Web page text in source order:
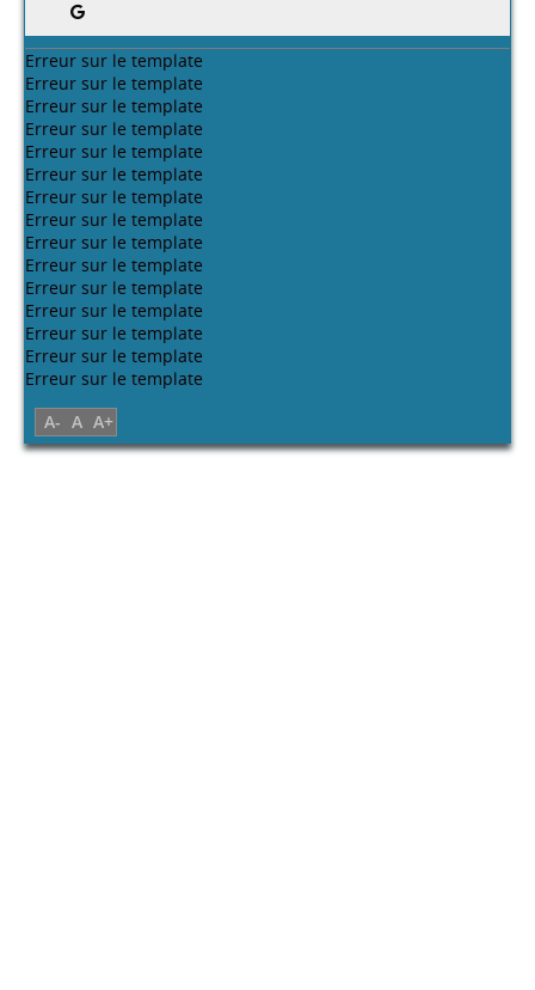
A- A A+
Erreur sur le template
Erreur sur le template
Erreur sur le template
Erreur sur le template
Erreur sur le template
Erreur sur le template
Erreur sur le template
Erreur sur le template
Erreur sur le template
Erreur sur le template
Erreur sur le template
Erreur sur le template
Erreur sur le template
Erreur sur le template
Erreur sur le template